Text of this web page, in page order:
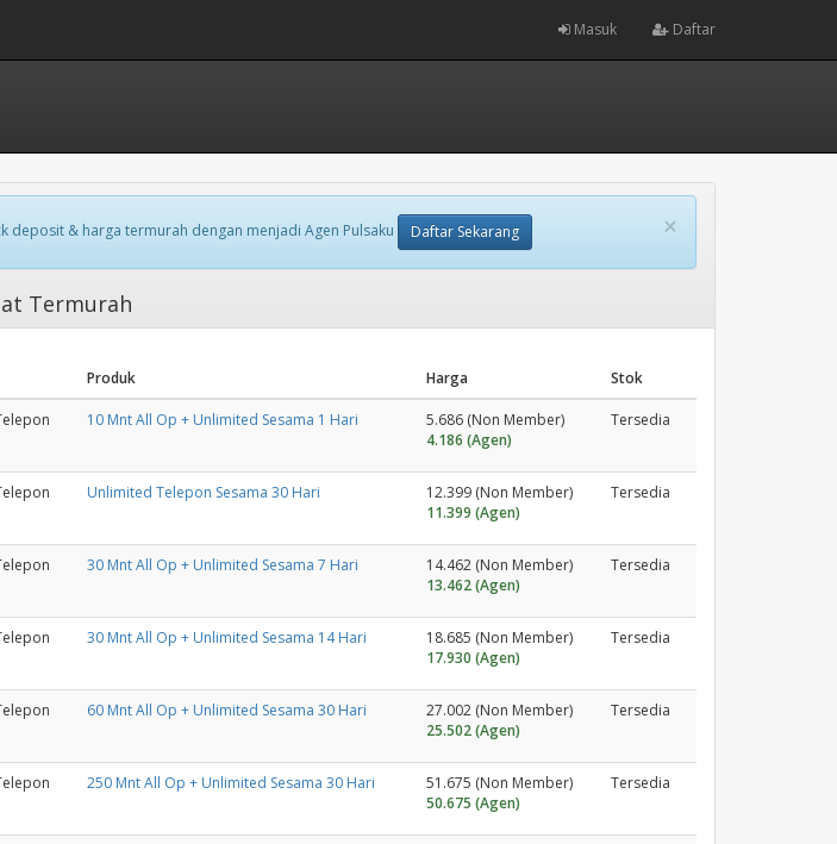
Masuk Daftar
×
deposit & harga termurah dengan menjadi Agen Pulsaku Daftar Sekarang
Termurah
Produk Harga Stok
10 Mnt All Op + Unlimited Sesama 1 Hari
5.686 (Non Member)
4.186 (Agen)
Tersedia
Unlimited Telepon Sesama 30 Hari
12.399 (Non Member)
11.399 (Agen)
Tersedia
30 Mnt All Op + Unlimited Sesama 7 Hari
14.462 (Non Member)
13.462 (Agen)
Tersedia
30 Mnt All Op + Unlimited Sesama 14 Hari
18.685 (Non Member)
17.930 (Agen)
Tersedia
60 Mnt All Op + Unlimited Sesama 30 Hari
27.002 (Non Member)
25.502 (Agen)
Tersedia
250 Mnt All Op + Unlimited Sesama 30 Hari
51.675 (Non Member)
50.675 (Agen)
Tersedia